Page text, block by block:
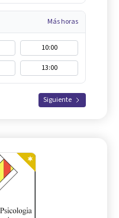
Más horas
10:00
13:00
Siguiente